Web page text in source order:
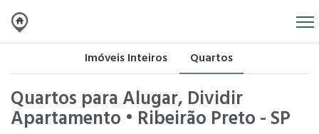
Imóveis Inteiros Quartos
Quartos para Alugar, Dividir
Apartamento • Ribeirão Preto - SP